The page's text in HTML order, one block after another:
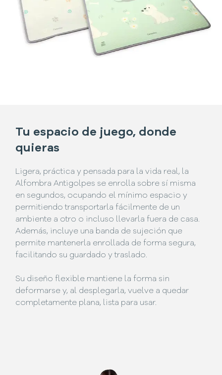
Tu espacio de juego, donde
quieras
Ligera, práctica y pensada para la vida real, la
Alfombra Antigolpes se enrolla sobre sí misma
en segundos, ocupando el mínimo espacio y
permitiendo transportarla fácilmente de un
ambiente a otro o incluso llevarla fuera de casa.
Además, incluye una banda de sujeción que
permite mantenerla enrollada de forma segura,
facilitando su guardado y traslado.
Su diseño flexible mantiene la forma sin
deformarse y, al desplegarla, vuelve a quedar
completamente plana, lista para usar.